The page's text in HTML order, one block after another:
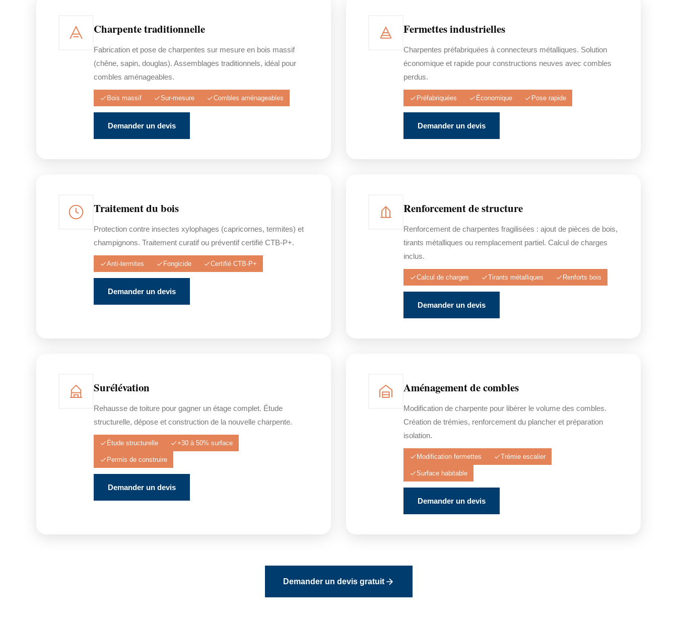
Charpente traditionnelle
Fabrication et pose de charpentes sur mesure en bois massif
(chêne, sapin, douglas). Assemblages traditionnels, idéal pour
combles aménageables.
Bois massif Sur-mesure Combles aménageables
Demander un devis
Fermettes industrielles
Charpentes préfabriquées à connecteurs métalliques. Solution
économique et rapide pour constructions neuves avec combles
perdus.
Préfabriquées Économique Pose rapide
Demander un devis
Traitement du bois
Protection contre insectes xylophages (capricornes, termites) et
champignons. Traitement curatif ou préventif certifié CTB-P+.
Anti-termites Fongicide Certifié CTB-P+
Demander un devis
Renforcement de structure
Renforcement de charpentes fragilisées : ajout de pièces de bois,
tirants métalliques ou remplacement partiel. Calcul de charges
inclus.
Calcul de charges Tirants métalliques Renforts bois
Demander un devis
Surélévation
Rehausse de toiture pour gagner un étage complet. Étude
structurelle, dépose et construction de la nouvelle charpente.
Étude structurelle +30 à 50% surface
Permis de construire
Demander un devis
Aménagement de combles
Modification de charpente pour libérer le volume des combles.
Création de trémies, renforcement du plancher et préparation
isolation.
Modification fermettes Trémie escalier
Surface habitable
Demander un devis
Demander un devis gratuit